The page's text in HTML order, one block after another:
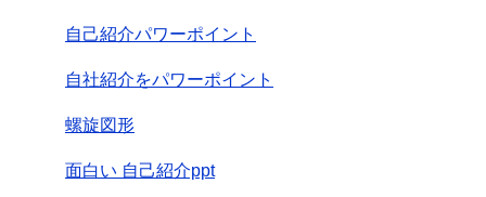
自己紹介パワーポイント
自社紹介をパワーポイント
螺旋図形
面白い 自己紹介ppt